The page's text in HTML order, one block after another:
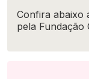
Confira abaixo
pela Fundação